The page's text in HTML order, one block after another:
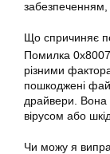
забезпеченням,
Що спричиняє
Помилка
різними
пошкоджені
драйвери.
вірусом або
Чи можу я